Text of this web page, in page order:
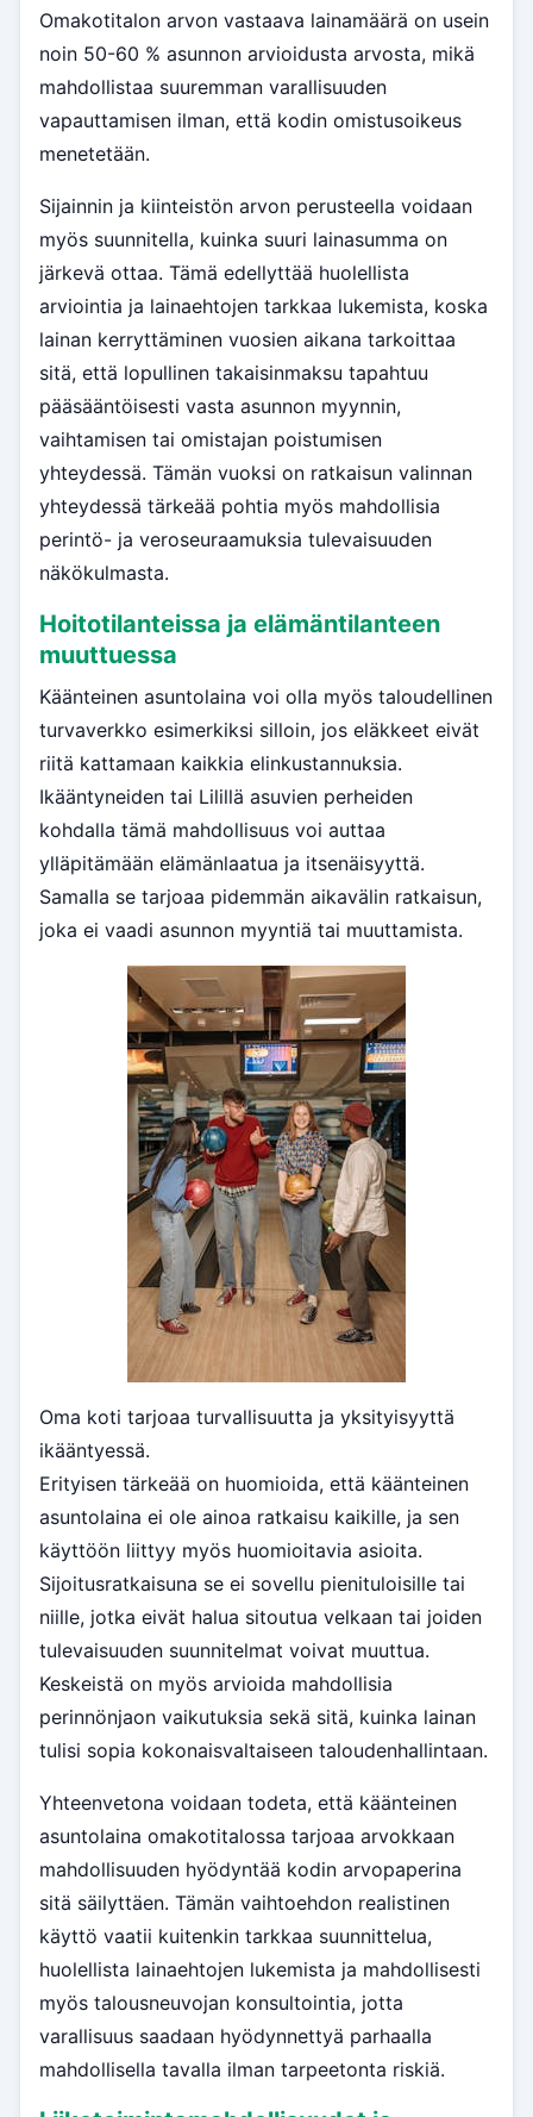
Omakotitalon arvon vastaava lainamäärä on usein
noin 50-60 % asunnon arvioidusta arvosta, mikä
mahdollistaa suuremman varallisuuden
vapauttamisen ilman, että kodin omistusoikeus
menetetään.
Sijainnin ja kiinteistön arvon perusteella voidaan
myös suunnitella, kuinka suuri lainasumma on
järkevä ottaa. Tämä edellyttää huolellista
arviointia ja lainaehtojen tarkkaa lukemista, koska
lainan kerryttäminen vuosien aikana tarkoittaa
sitä, että lopullinen takaisinmaksu tapahtuu
pääsääntöisesti vasta asunnon myynnin,
vaihtamisen tai omistajan poistumisen
yhteydessä. Tämän vuoksi on ratkaisun valinnan
yhteydessä tärkeää pohtia myös mahdollisia
perintö- ja veroseuraamuksia tulevaisuuden
näkökulmasta.
Hoitotilanteissa ja elämäntilanteen
muuttuessa
Käänteinen asuntolaina voi olla myös taloudellinen
turvaverkko esimerkiksi silloin, jos eläkkeet eivät
riitä kattamaan kaikkia elinkustannuksia.
Ikääntyneiden tai Lilillä asuvien perheiden
kohdalla tämä mahdollisuus voi auttaa
ylläpitämään elämänlaatua ja itsenäisyyttä.
Samalla se tarjoaa pidemmän aikavälin ratkaisun,
joka ei vaadi asunnon myyntiä tai muuttamista.
Oma koti tarjoaa turvallisuutta ja yksityisyyttä
ikääntyessä.
Erityisen tärkeää on huomioida, että käänteinen
asuntolaina ei ole ainoa ratkaisu kaikille, ja sen
käyttöön liittyy myös huomioitavia asioita.
Sijoitusratkaisuna se ei sovellu pienituloisille tai
niille, jotka eivät halua sitoutua velkaan tai joiden
tulevaisuuden suunnitelmat voivat muuttua.
Keskeistä on myös arvioida mahdollisia
perinnönjaon vaikutuksia sekä sitä, kuinka lainan
tulisi sopia kokonaisvaltaiseen taloudenhallintaan.
Yhteenvetona voidaan todeta, että käänteinen
asuntolaina omakotitalossa tarjoaa arvokkaan
mahdollisuuden hyödyntää kodin arvopaperina
sitä säilyttäen. Tämän vaihtoehdon realistinen
käyttö vaatii kuitenkin tarkkaa suunnittelua,
huolellista lainaehtojen lukemista ja mahdollisesti
myös talousneuvojan konsultointia, jotta
varallisuus saadaan hyödynnettyä parhaalla
mahdollisella tavalla ilman tarpeetonta riskiä.